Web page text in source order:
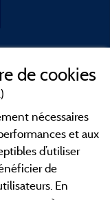
les fiches de
de cookies
nécessaires
et aux
d’utiliser
de
En